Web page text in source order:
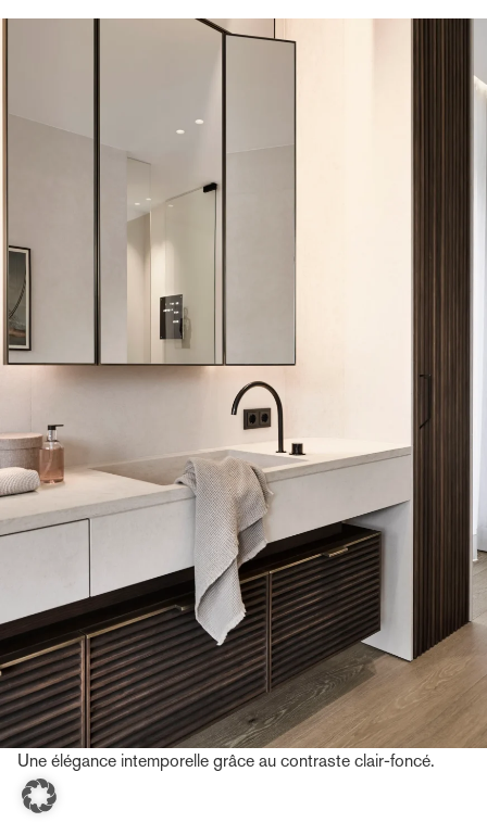
Une élégance intemporelle grâce au contraste clair-foncé.
S'abonner à la rédaction
Toutes les nouveautés concernant les
projets, les événements et les
développements dans l'univers de Bernd